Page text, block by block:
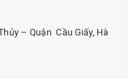
QHT VIỆT NAM đã cho ra đời giúp
tại HÀ NỘI ,QHT VIỆT NAM nắm
Chúng tôi xin giới thiệu dịch vụ
dịch vụ giặt ghế văn phòng, giặt
quả và tiện lợi cao nhất.
– Quận Cầu Giấy, Hà